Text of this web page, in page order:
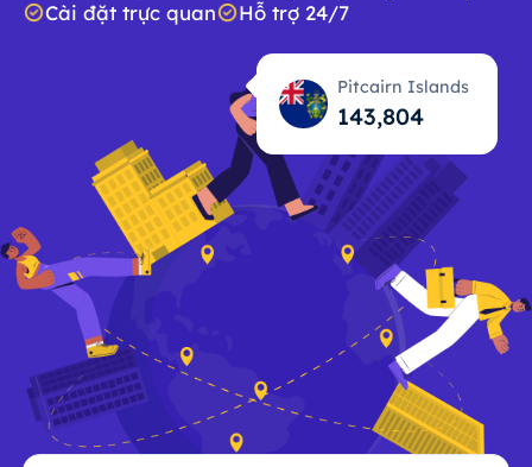
Cài đặt trực quan
Hỗ trợ 24/7
Pitcairn Islands
143,805